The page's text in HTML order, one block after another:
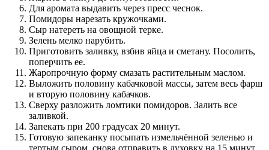
Для аромата выдавить через пресс чеснок.
Помидоры нарезать кружочками.
Сыр натереть на овощной терке.
Зелень мелко нарубить.
Приготовить заливку, взбив яйца и сметану. Посолить,
поперчить ее.
Жаропрочную форму смазать растительным маслом.
Выложить половину кабачковой массы, затем весь фарш
и вторую половину кабачков.
Сверху разложить ломтики помидоров. Залить все
заливкой.
Запекать при 200 градусах 20 минут.
Готовую запеканку посыпать измельчённой зеленью и